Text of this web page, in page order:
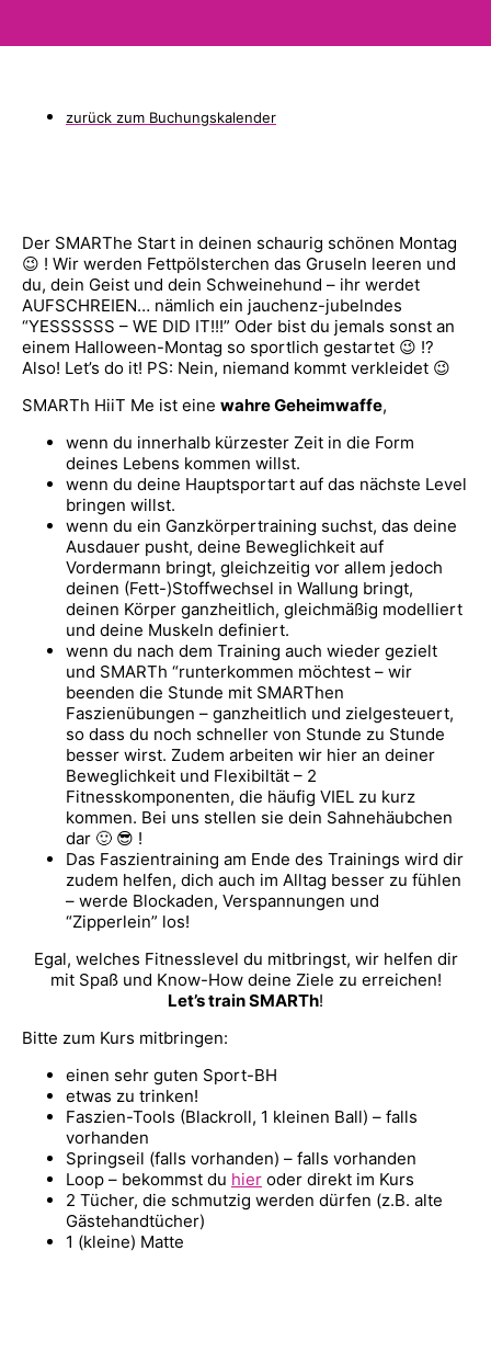
zurück zum Buchungskalender
Der SMARThe Start in deinen schaurig schönen Montag
😉 ! Wir werden Fettpölsterchen das Gruseln leeren und
du, dein Geist und dein Schweinehund – ihr werdet
AUFSCHREIEN… nämlich ein jauchenz-jubelndes
“YESSSSSS – WE DID IT!!!” Oder bist du jemals sonst an
einem Halloween-Montag so sportlich gestartet 😉 !?
Also! Let’s do it! PS: Nein, niemand kommt verkleidet 😉
SMARTh HiiT Me ist eine wahre Geheimwaffe,
wenn du innerhalb kürzester Zeit in die Form
deines Lebens kommen willst.
wenn du deine Hauptsportart auf das nächste Level
bringen willst.
wenn du ein Ganzkörpertraining suchst, das deine
Ausdauer pusht, deine Beweglichkeit auf
Vordermann bringt, gleichzeitig vor allem jedoch
deinen (Fett-)Stoffwechsel in Wallung bringt,
deinen Körper ganzheitlich, gleichmäßig modelliert
und deine Muskeln definiert.
wenn du nach dem Training auch wieder gezielt
und SMARTh “runterkommen möchtest – wir
beenden die Stunde mit SMARThen
Faszienübungen – ganzheitlich und zielgesteuert,
so dass du noch schneller von Stunde zu Stunde
besser wirst. Zudem arbeiten wir hier an deiner
Beweglichkeit und Flexibiltät – 2
Fitnesskomponenten, die häufig VIEL zu kurz
kommen. Bei uns stellen sie dein Sahnehäubchen
dar 🙂 😎 !
Das Faszientraining am Ende des Trainings wird dir
zudem helfen, dich auch im Alltag besser zu fühlen
– werde Blockaden, Verspannungen und
“Zipperlein” los!
Egal, welches Fitnesslevel du mitbringst, wir helfen dir
mit Spaß und Know-How deine Ziele zu erreichen!
Let’s train SMARTh!
Bitte zum Kurs mitbringen:
einen sehr guten Sport-BH
etwas zu trinken!
Faszien-Tools (Blackroll, 1 kleinen Ball) – falls
vorhanden
Springseil (falls vorhanden) – falls vorhanden
Loop – bekommst du hier oder direkt im Kurs
2 Tücher, die schmutzig werden dürfen (z.B. alte
Gästehandtücher)
1 (kleine) Matte